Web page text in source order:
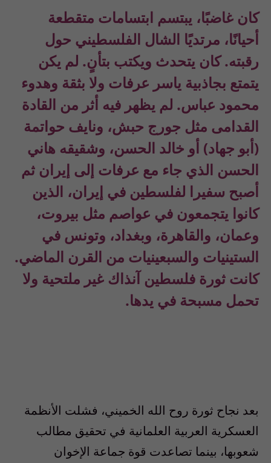
كان غاضبًا، يبتسم ابتسامات متقطعة
أحيانًا، مرتديًا الشال الفلسطيني حول
رقبته. كان يتحدث ويكتب بتأنٍ. لم يكن
يتمتع بجاذبية ياسر عرفات ولا بثقة وهدوء
محمود عباس. لم يظهر فيه أثر من القادة
القدامى مثل جورج حبش، ونايف حواتمة
(أبو جهاد) أو خالد الحسن، وشقيقه هاني
الحسن الذي جاء مع عرفات إلى إيران ثم
أصبح سفيرا لفلسطين في إيران، الذين
كانوا يتجمعون في عواصم مثل بيروت،
وعمان، والقاهرة، وبغداد، وتونس في
الستينيات والسبعينيات من القرن الماضي.
كانت ثورة فلسطين آنذاك غير ملتحية ولا
تحمل مسبحة في يدها.
بعد نجاح ثورة روح الله الخميني، فشلت الأنظمة
العسكرية العربية العلمانية في تحقيق مطالب
شعوبها، بينما تصاعدت قوة جماعة الإخوان